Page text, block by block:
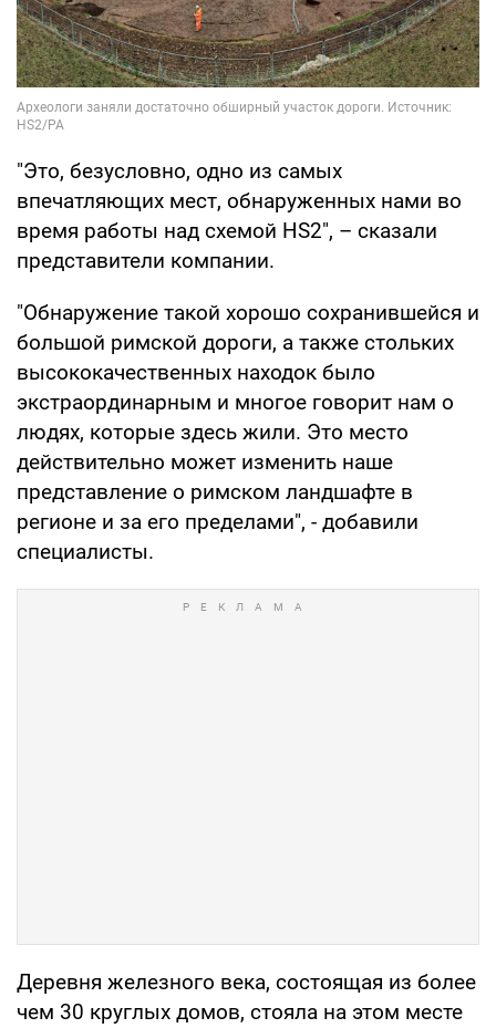
"Это, безусловно, одно из самых
впечатляющих мест, обнаруженных нами во
время работы над схемой HS2", – сказали
представители компании.
"Обнаружение такой хорошо сохранившейся и
большой римской дороги, а также стольких
высококачественных находок было
экстраординарным и многое говорит нам о
людях, которые здесь жили. Это место
действительно может изменить наше
представление о римском ландшафте в
регионе и за его пределами", - добавили
специалисты.
Деревня железного века, состоящая из более
чем 30 круглых домов, стояла на этом месте